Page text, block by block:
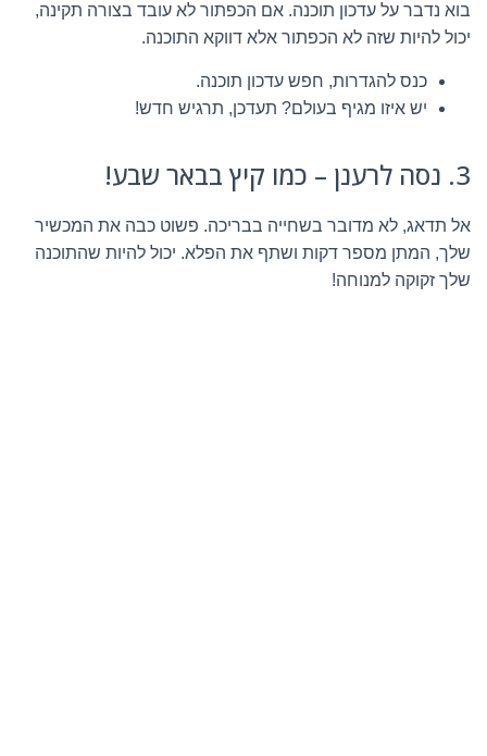
בוא נדבר על עדכון תוכנה. אם הכפתור לא עובד בצורה תקינה,
יכול להיות שזה לא הכפתור אלא דווקא התוכנה.
כנס להגדרות, חפש עדכון תוכנה.
יש איזו מגיף בעולם? תעדכן, תרגיש חדש!
3. נסה לרענן – כמו קיץ בבאר שבע!
אל תדאג, לא מדובר בשחייה בבריכה. פשוט כבה את המכשיר
שלך, המתן מספר דקות ושתף את הפלא. יכול להיות שהתוכנה
שלך זקוקה למנוחה!